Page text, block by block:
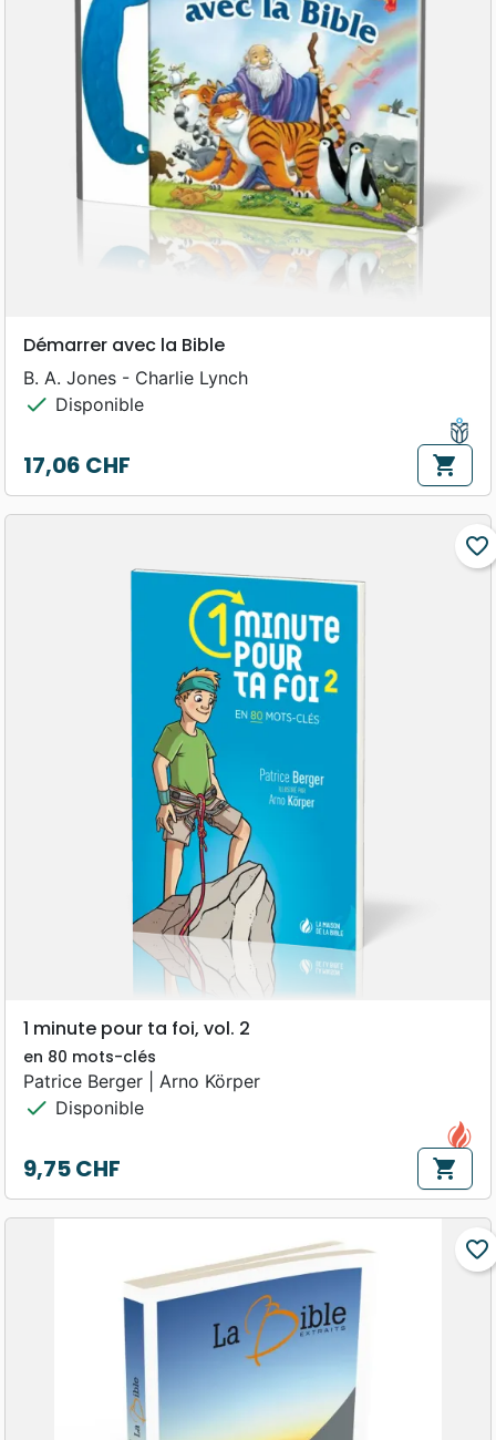
Démarrer avec la Bible
B. A. Jones - Charlie Lynch
check Disponible
Prix
17,06 CHF shopping_cart
favorite_border
1 minute pour ta foi, vol. 2
en 80 mots-clés
Patrice Berger | Arno Körper
check Disponible
Prix
9,75 CHF shopping_cart
favorite_border